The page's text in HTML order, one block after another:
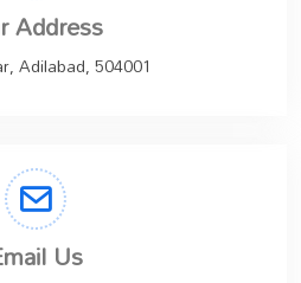
Address
Adilabad, 504001
Us